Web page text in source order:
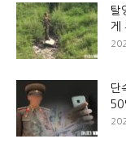
탈
게
단